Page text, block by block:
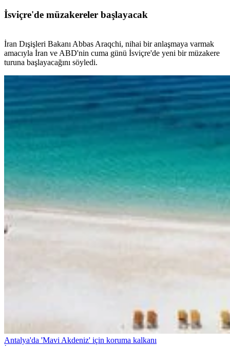
İsviçre'de müzakereler başlayacak
İran Dışişleri Bakanı Abbas Araqchi, nihai bir anlaşmaya varmak
amacıyla İran ve ABD'nin cuma günü İsviçre'de yeni bir müzakere
turuna başlayacağını söyledi.
Antalya'da 'Mavi Akdeniz' için koruma kalkanı